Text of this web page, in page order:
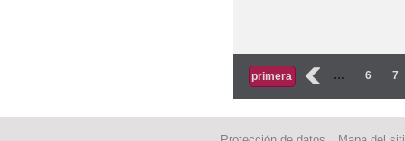
Páginas
primera ‹ … 6 7